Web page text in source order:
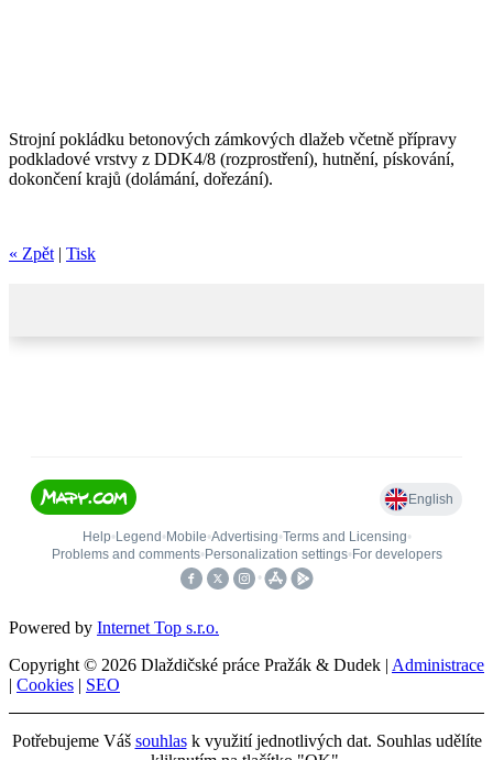
Strojní pokládku betonových zámkových dlažeb včetně přípravy
podkladové vrstvy z DDK4/8 (rozprostření), hutnění, pískování,
dokončení krajů (dolámání, dořezání).
« Zpět | Tisk
Powered by Internet Top s.r.o.
Copyright © 2026 Dlaždičské práce Pražák & Dudek | Administrace
| Cookies | SEO
Potřebujeme Váš souhlask využití jednotlivých dat. Souhlas udělíte